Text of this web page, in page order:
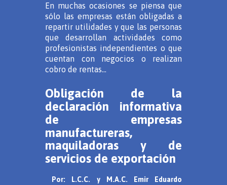
En muchas ocasiones se piensa que
sólo las empresas están obligadas a
repartir utilidades y que las personas
que desarrollan actividades como
profesionistas independientes o que
cuentan con negocios o realizan
cobro de rentas...
Obligación de la
declaración informativa
de empresas
manufactureras,
maquiladoras y de
servicios de exportación
Por: L.C.C. y M.A.C. Emir Eduardo